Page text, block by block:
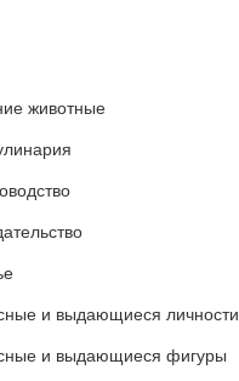
животные
и выдающиеся личности
и выдающиеся фигуры